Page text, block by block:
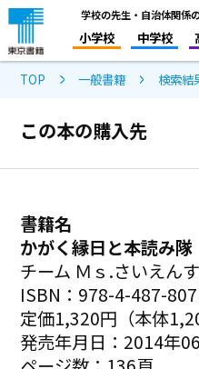
学校の先生・自治体関係
小学校 中学校
TOP 一般書籍 検索結
この本の購入先
書籍名
かがく縁日と本読み隊
チーム Ｍｓ.さいえん
ISBN：978-4-487-
定価1,320円（本体
発売年月日：2014年